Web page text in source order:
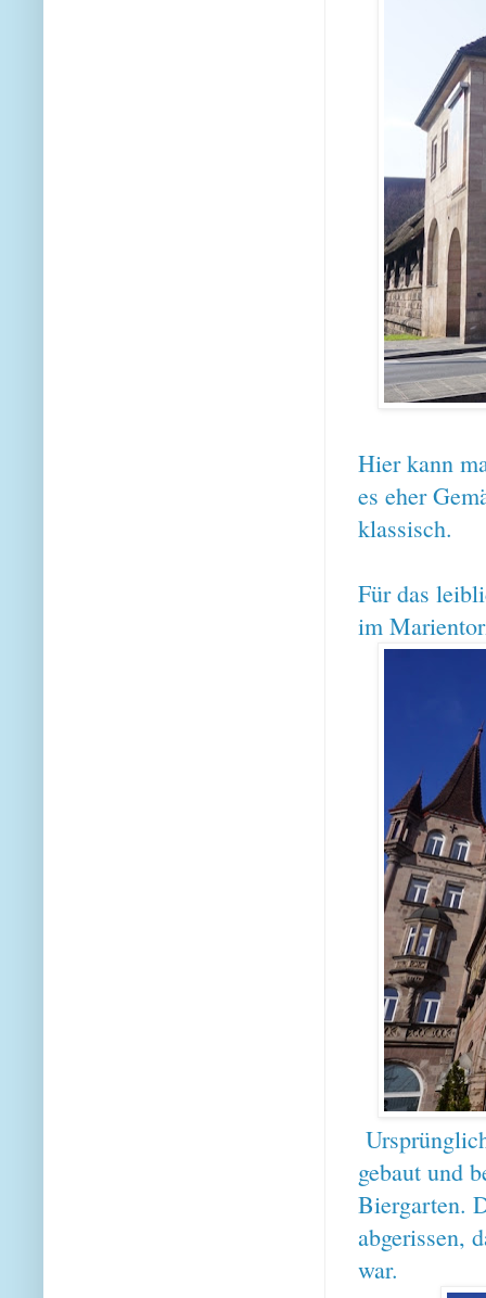
Hier kann
es eher
klassisch.
Für das
im
gebaut und
Biergarten.
abgerissen,
war.